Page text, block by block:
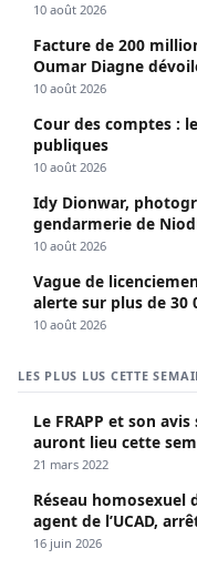
10 août 2026
Facture de 200
Oumar Diagne
Diomaye et Cie
10 août 2026
Cour des comptes :
publiques
10 août 2026
Idy Dionwar,
gendarmerie de
10 août 2026
Vague de
alerte sur plus de 30
10 août 2026
LES PLUS LUS CETTE
Le FRAPP et son
auront lieu cette
21 mars 2022
Réseau homosexuel
agent de l’UCAD,
propagé le VIH depuis
16 juin 2026